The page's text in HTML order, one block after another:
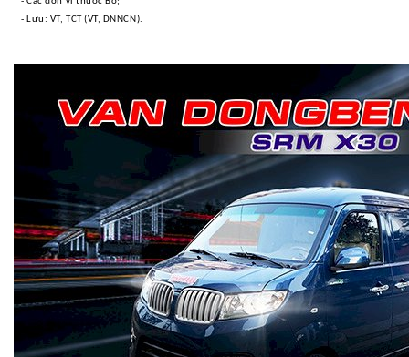
- Lưu: VT, TCT (VT, DNNCN).